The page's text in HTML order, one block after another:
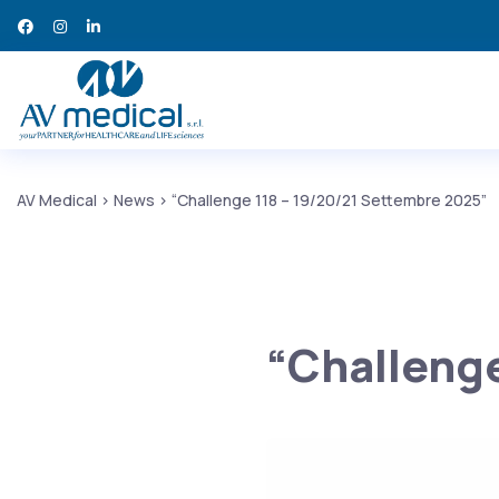
AV Medical > News > “Challenge 118 – 19/20/21 Settembre 2025”